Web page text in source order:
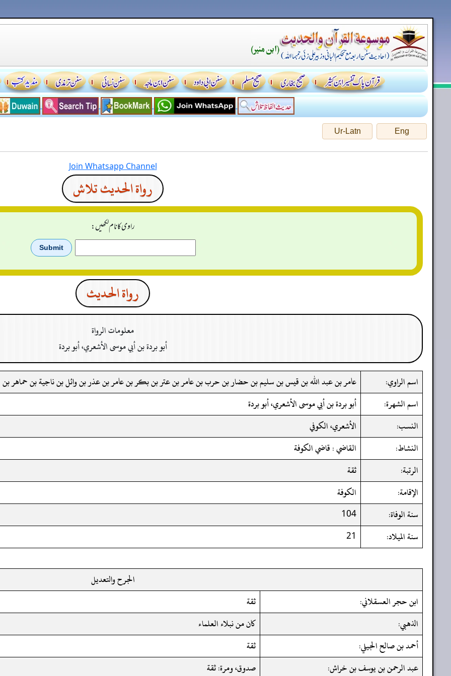
Eng
Ur-Latn
Join Whatsapp Channel
رواة الحديث تلاش
راوی کا نام لکھیں:
رواة الحدیث
معلومات الرواة
أبو بردة بن أبي موسى الأشعري، أبو بردة
اسم الراوي:
عامر بن عبد الله بن قيس بن سليم بن حضار بن حرب بن عامر بن عتر بن بكر بن عامر بن عذر بن وائل بن ناجية بن حماهر بن
اسم الشهرة:
أبو بردة بن أبي موسى الأشعري، أبو بردة
النسب:
الأشعري، الكوفي
النشاط:
القاضي : قاضي الكوفة
الرتبة:
ثقة
الإقامة:
الكوفة
سنة الوفاة:
104
سنة الميلاد: 21
الجرح والتعديل
ابن حجر العسقلاني:
ثقة
الذهبي:
كان من نبلاء العلماء
أحمد بن صالح الجيلي:
ثقة
عبد الرحمن بن يوسف بن خراش:
صدوق، ومرة: ثقة